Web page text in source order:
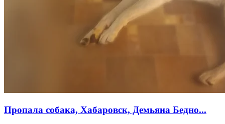
Пропала собака, Хабаровск, Демьяна Бедно...